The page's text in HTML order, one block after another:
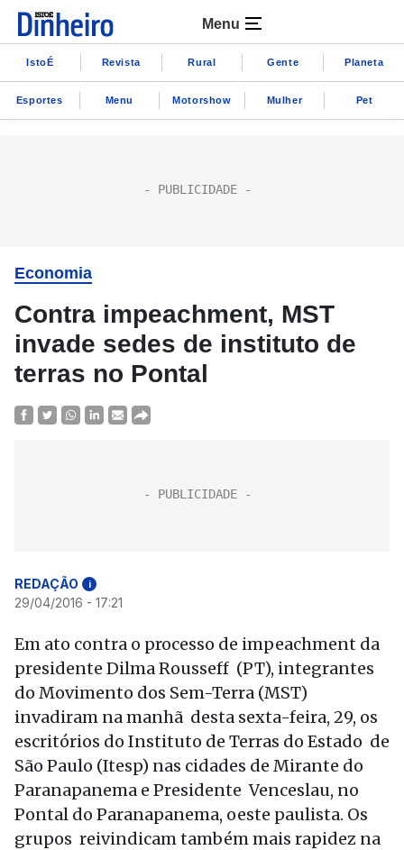
Menu
IstoÉ Revista Rural Gente Planeta
Esportes Menu Motorshow Mulher Pet
Economia
Contra impeachment, MST
invade sedes de instituto de
terras no Pontal
REDAÇÃO i
29/04/2016 - 17:21
Em ato contra o processo de impeachment da
presidente Dilma Rousseff (PT), integrantes
do Movimento dos Sem-Terra (MST)
invadiram na manhã desta sexta-feira, 29, os
escritórios do Instituto de Terras do Estado de
São Paulo (Itesp) nas cidades de Mirante do
Paranapanema e Presidente Venceslau, no
Pontal do Paranapanema, oeste paulista. Os
grupos reivindicam também mais rapidez na